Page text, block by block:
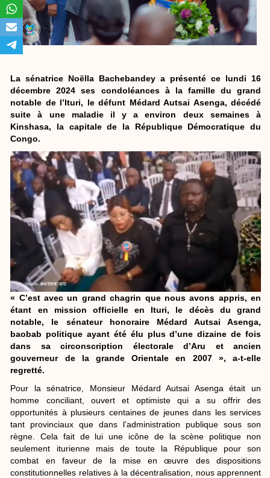
La sénatrice Noëlla Bachebandey a présenté ce lundi 16
décembre 2024 ses condoléances à la famille du grand
notable de l’Ituri, le défunt Médard Autsai Asenga, décédé
suite à une maladie il y a environ deux semaines à
Kinshasa, la capitale de la République Démocratique du
Congo.
« C’est avec un grand chagrin que nous avons appris, en
étant en mission officielle en Ituri, le décès du grand
notable, le sénateur honoraire Médard Autsai Asenga,
baobab politique ayant été élu plus d’une dizaine de fois
dans sa circonscription électorale d’Aru et ancien
gouverneur de la grande Orientale en 2007 », a-t-elle
regretté.
Pour la sénatrice, Monsieur Médard Autsai Asenga était un
homme conciliant, ouvert et optimiste qui a su offrir des
opportunités à plusieurs centaines de jeunes dans les services
tant provinciaux que dans l’administration publique sous son
règne. Cela fait de lui une icône de la scène politique non
seulement iturienne mais de toute la République pour son
combat en faveur de la mise en œuvre des dispositions
constitutionnelles relatives à la décentralisation, nous apprennent